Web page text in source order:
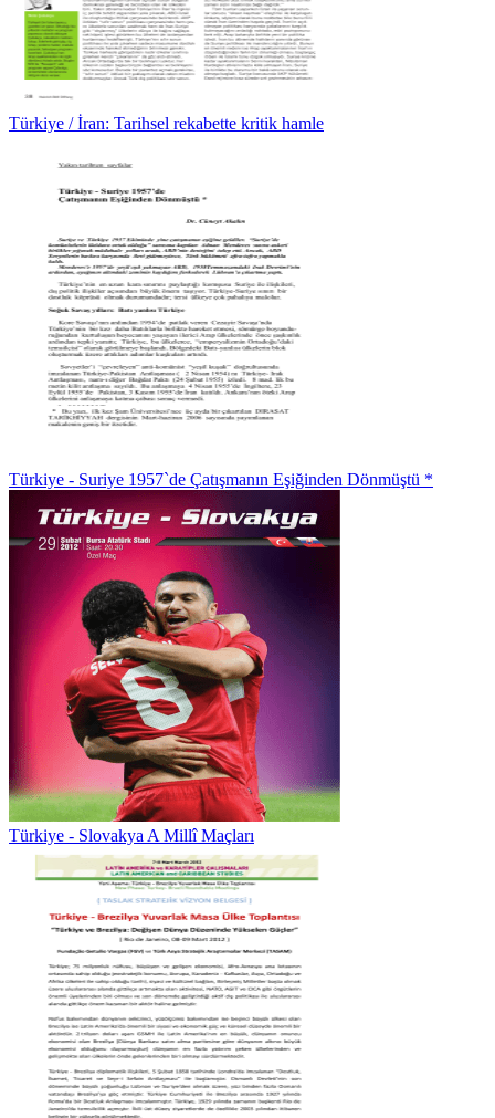
Türkiye / İran: Tarihsel rekabette kritik hamle
Türkiye - Suriye 1957`de Çatışmanın Eşiğinden Dönmüştü *
Türkiye - Slovakya A Millî Maçları